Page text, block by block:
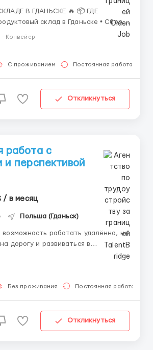
В ГДАНЬСКЕ 🔥 📦 ГДЕ
и укладка товаров на палеты
язык не обязателен • Довоз до
- Конвейер
С проживанием Постоянная работа
Откликнуться
работа с
и перспективой
/ в месяц
Польша (Гданьск)
работать удалённо, не
дорогу и развиваться в
Основные задачи: •
формате. • Раб...
Без проживания Постоянная работа
Откликнуться